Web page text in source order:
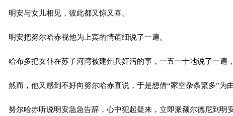
明安与女儿相见，彼此都又惊又喜。
明安把努尔哈赤视他为上宾的情谊细说了一遍。
哈布多把女仆在苏子河湾被建州兵奸污的事，一五一十地说了一遍
然而，他又感到不好向努尔哈赤直说，于是想借“家空杂条繁多”为
努尔哈赤听说明安急急告辞，心中犯起疑来，立即派额尔德尼到明